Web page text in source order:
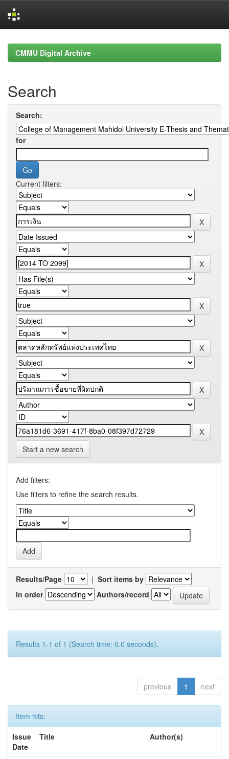
navigationCMMU Digital Archive
Search
Search:
for
Current filters:
Start a new search
Add filters:
Use filters to refine the search results.
Results/Page | Sort items by
In order
Authors/record
Results 1-1 of 1 (Search time: 0.0 seconds).
previous 1 next
Item hits:
Issue
Date
Title Author(s)